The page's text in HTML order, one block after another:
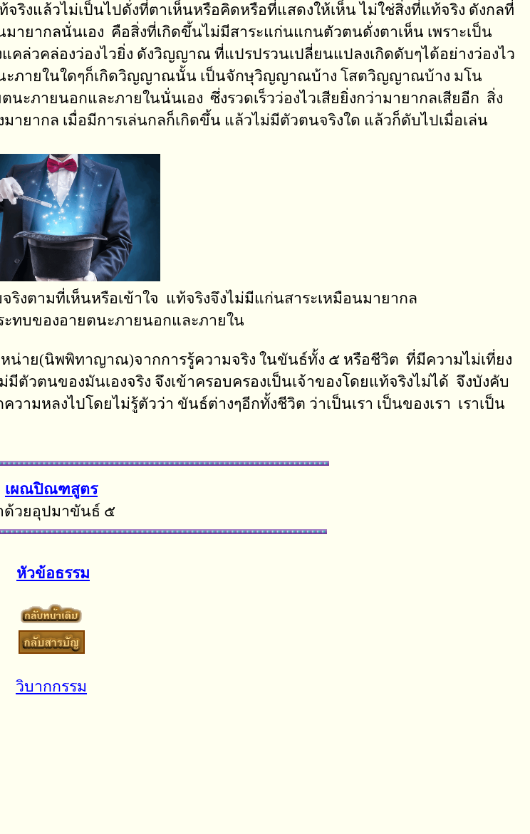
แล้วไม่เป็นไปดั่งที่ตาเห็นหรือคิดหรือที่แสดงให้เห็น ไม่ใช่สิ่งที่แท้จริง ดังกลที่
ยากลนั่นเอง คือสิ่งที่เกิดขึ้นไม่มีสาระแก่นแกนตัวตนดั่งตาเห็น เพราะเป็น
คล่วคล่องว่องไวยิ่ง ดังวิญญาณ ที่แปรปรวนเปลี่ยนแปลงเกิดดับๆได้อย่างว่องไว
ะภายในใดๆก็เกิดวิญญาณนั้น เป็นจักษุวิญญาณบ้าง โสตวิญญาณบ้าง มโน
ะภายนอกและภายในนั่นเอง ซึ่งรวดเร็วว่องไวเสียยิ่งกว่ามายากลเสียอีก สิ่ง
ยากล เมื่อมีการเล่นกลก็เกิดขึ้น แล้วไม่มีตัวตนจริงใด แล้วก็ดับไปเมื่อเล่น
งตามที่เห็นหรือเข้าใจ แท้จริงจึงไม่มีแก่นสาระเหมือนมายากล
ทบของอายตนะภายนอกและภายใน
น่าย(นิพพิทาญาณ)จากการรู้ความจริง ในขันธ์ทั้ง ๕ หรือชีวิต ที่มีความไม่เที่ยง
วตนของมันเองจริง จึงเข้าครอบครองเป็นเจ้าของโดยแท้จริงไม่ได้ จึงบังคับ
มหลงไปโดยไม่รู้ตัวว่า ขันธ์ต่างๆอีกทั้งชีวิต ว่าเป็นเรา เป็นของเรา เราเป็น
เผณปิณฑสูตร
ด้วยอุปมาขันธ์ ๕
หัวข้อธรรม
วิบากกรรม